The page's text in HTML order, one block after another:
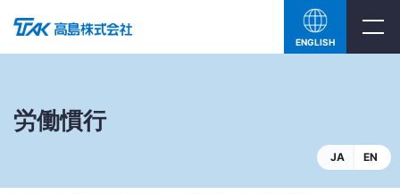
労働慣行
JA EN
ENGLISH